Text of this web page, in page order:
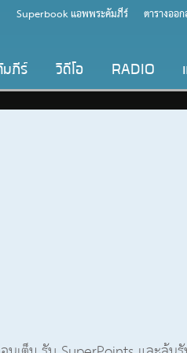
ตารางออ
Superbook แอพพระคัมภีร์
มภีร์ วิดีโอ RADIO